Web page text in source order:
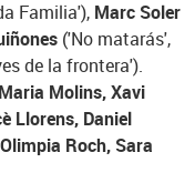
Familia'), Marc Soler
('No matarás',
de la frontera').
Molins, Xavi
Llorens, Daniel
Roch, Sara